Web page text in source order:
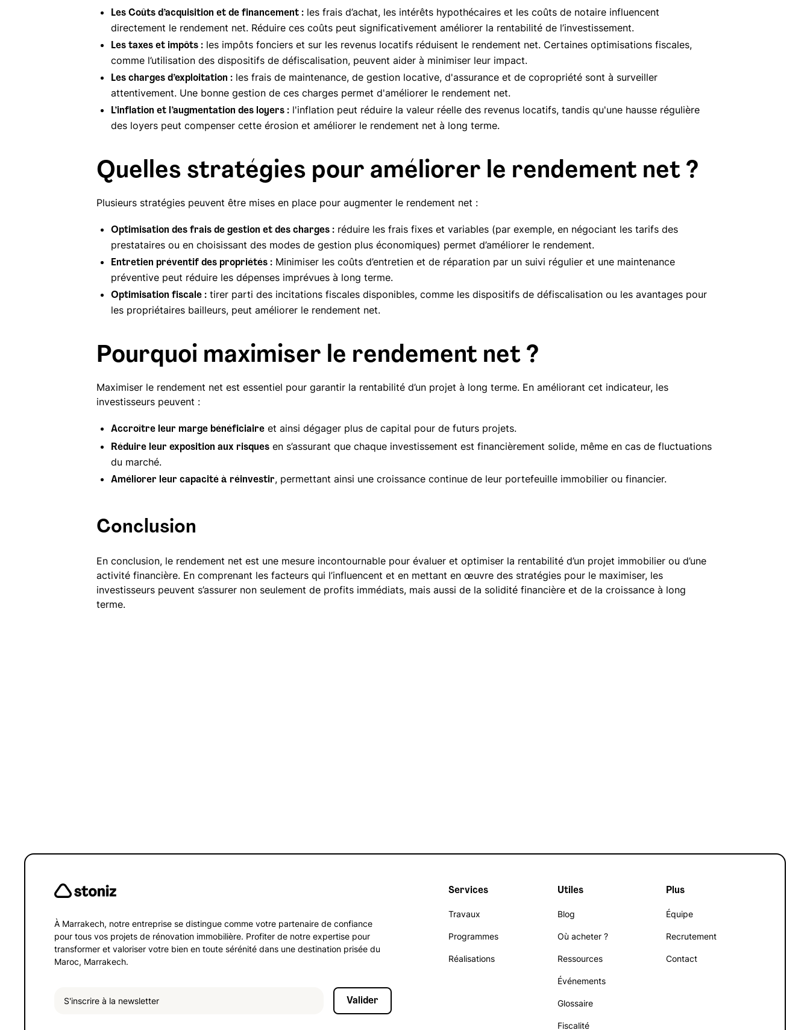
Les Coûts d’acquisition et de financement : les frais d’achat, les intérêts hypothécaires et les coûts de notaire influencent
directement le rendement net. Réduire ces coûts peut significativement améliorer la rentabilité de l’investissement.
Les taxes et impôts : les impôts fonciers et sur les revenus locatifs réduisent le rendement net. Certaines optimisations fiscales,
comme l’utilisation des dispositifs de défiscalisation, peuvent aider à minimiser leur impact.
Les charges d’exploitation : les frais de maintenance, de gestion locative, d'assurance et de copropriété sont à surveiller
attentivement. Une bonne gestion de ces charges permet d'améliorer le rendement net.
L’inflation et l’augmentation des loyers : l'inflation peut réduire la valeur réelle des revenus locatifs, tandis qu'une hausse régulière
des loyers peut compenser cette érosion et améliorer le rendement net à long terme.
Quelles stratégies pour améliorer le rendement net ?
Plusieurs stratégies peuvent être mises en place pour augmenter le rendement net :
Optimisation des frais de gestion et des charges : réduire les frais fixes et variables (par exemple, en négociant les tarifs des
prestataires ou en choisissant des modes de gestion plus économiques) permet d’améliorer le rendement.
Entretien préventif des propriétés : Minimiser les coûts d’entretien et de réparation par un suivi régulier et une maintenance
préventive peut réduire les dépenses imprévues à long terme.
Optimisation fiscale : tirer parti des incitations fiscales disponibles, comme les dispositifs de défiscalisation ou les avantages pour
les propriétaires bailleurs, peut améliorer le rendement net.
Pourquoi maximiser le rendement net ?
Maximiser le rendement net est essentiel pour garantir la rentabilité d’un projet à long terme. En améliorant cet indicateur, les
investisseurs peuvent :
Accroître leur marge bénéficiaire et ainsi dégager plus de capital pour de futurs projets.
Réduire leur exposition aux risques en s’assurant que chaque investissement est financièrement solide, même en cas de fluctuations
du marché.
Améliorer leur capacité à réinvestir, permettant ainsi une croissance continue de leur portefeuille immobilier ou financier.
Conclusion
En conclusion, le rendement net est une mesure incontournable pour évaluer et optimiser la rentabilité d’un projet immobilier ou d’une
activité financière. En comprenant les facteurs qui l’influencent et en mettant en œuvre des stratégies pour le maximiser, les
investisseurs peuvent s’assurer non seulement de profits immédiats, mais aussi de la solidité financière et de la croissance à long
terme.
À Marrakech, notre entreprise se distingue comme votre partenaire de confiance
pour tous vos projets de rénovation immobilière. Profiter de notre expertise pour
transformer et valoriser votre bien en toute sérénité dans une destination prisée du
Maroc, Marrakech.
Services
Travaux
Programmes
Réalisations
Utiles
Blog
Où acheter ?
Ressources
Événements
Glossaire
Fiscalité
Plus
Équipe
Recrutement
Contact